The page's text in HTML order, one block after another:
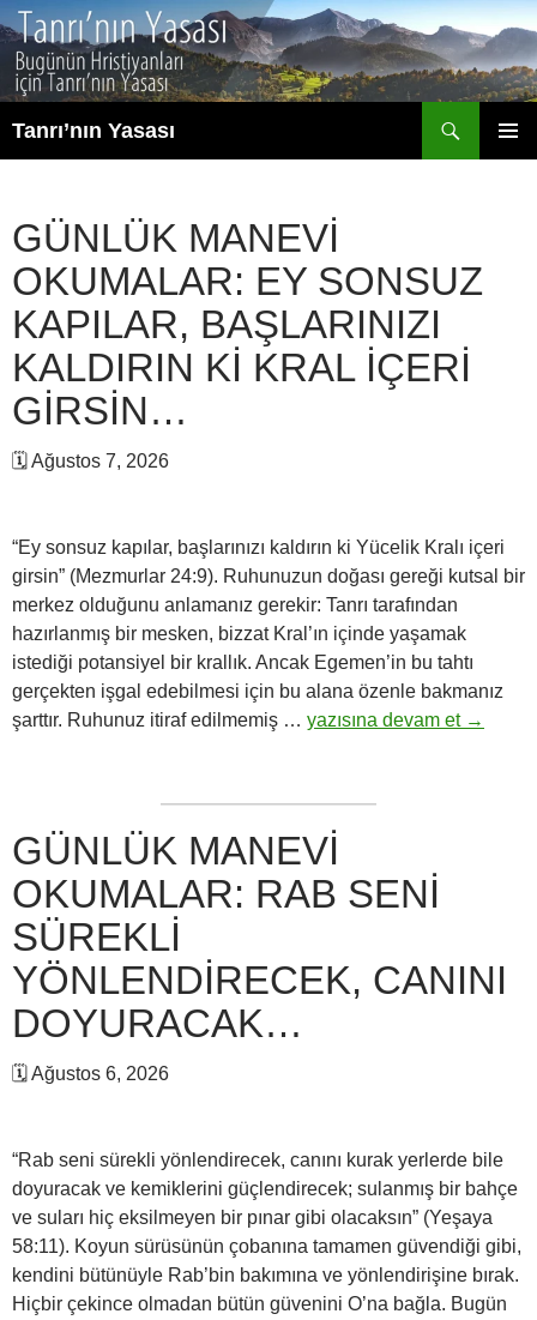
İçeriğe
atla
Tanrı’nın Yasası
GÜNLÜK MANEVI
OKUMALAR: EY SONSUZ
KAPILAR, BAŞLARINIZI
KALDIRIN KI KRAL IÇERI
GIRSIN…
🗓 Ağustos 7, 2026
“Ey sonsuz kapılar, başlarınızı kaldırın ki Yücelik Kralı içeri
girsin” (Mezmurlar 24:9). Ruhunuzun doğası gereği kutsal bir
merkez olduğunu anlamanız gerekir: Tanrı tarafından
hazırlanmış bir mesken, bizzat Kral’ın içinde yaşamak
istediği potansiyel bir krallık. Ancak Egemen’in bu tahtı
gerçekten işgal edebilmesi için bu alana özenle bakmanız
şarttır. Ruhunuz itiraf edilmemiş … Günlük
Ey
sonsuz
kapılar,
başlarınızı
Kral
yazısına devam et →
GÜNLÜK MANEVI
OKUMALAR: RAB SENI
SÜREKLI
YÖNLENDIRECEK, CANINI
DOYURACAK…
🗓 Ağustos 6, 2026
“Rab seni sürekli yönlendirecek, canını kurak yerlerde bile
doyuracak ve kemiklerini güçlendirecek; sulanmış bir bahçe
ve suları hiç eksilmeyen bir pınar gibi olacaksın” (Yeşaya
58:11). Koyun sürüsünün çobanına tamamen güvendiği gibi,
kendini bütünüyle Rab’bin bakımına ve yönlendirişine bırak.
Hiçbir çekince olmadan bütün güvenini O’na bağla. Bugün